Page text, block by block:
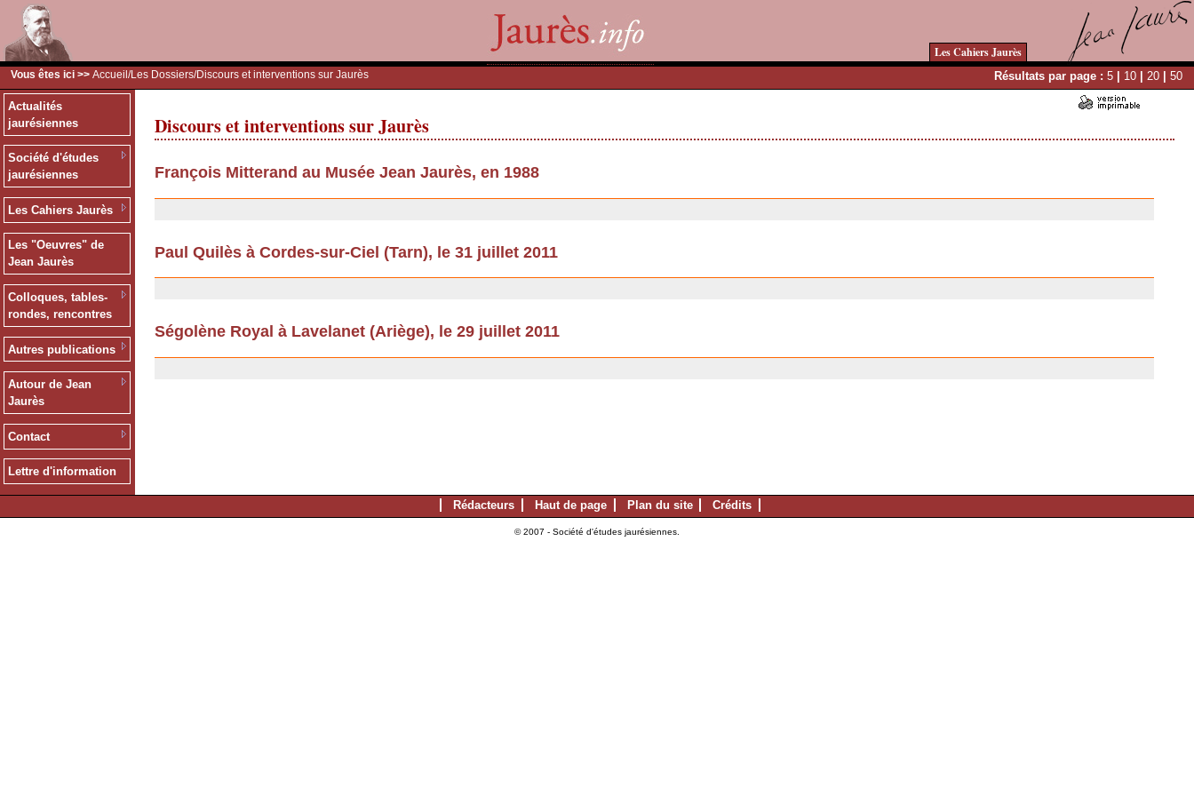
Les Cahiers Jaurès
Vous êtes ici >> Accueil /Les Dossiers/Discours et interventions sur Jaurès Résultats par page : 5 | 10 | 20 | 50
Actualités
jaurésiennes
Société d'études
jaurésiennes
Les Cahiers Jaurès
Les "Oeuvres" de
Jean Jaurès
Colloques, tables-
rondes, rencontres
Autres publications
Autour de Jean
Jaurès
Contact
Lettre d'information
Discours et interventions sur Jaurès
François Mitterand au Musée Jean Jaurès, en 1988
Paul Quilès à Cordes-sur-Ciel (Tarn), le 31 juillet 2011
Ségolène Royal à Lavelanet (Ariège), le 29 juillet 2011
Rédacteurs Haut de page Plan du site Crédits
© 2007 - Société d'études jaurésiennes.